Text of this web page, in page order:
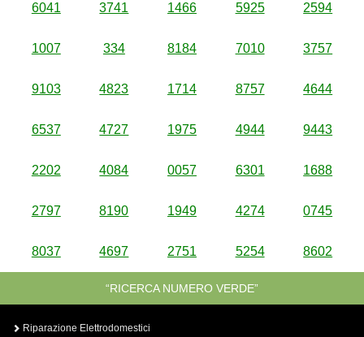
6041 3741 1466 5925 2594
1007 334 8184 7010 3757
9103 4823 1714 8757 4644
6537 4727 1975 4944 9443
2202 4084 0057 6301 1688
2797 8190 1949 4274 0745
8037 4697 2751 5254 8602
“RICERCA NUMERO VERDE”
Riparazione Elettrodomestici